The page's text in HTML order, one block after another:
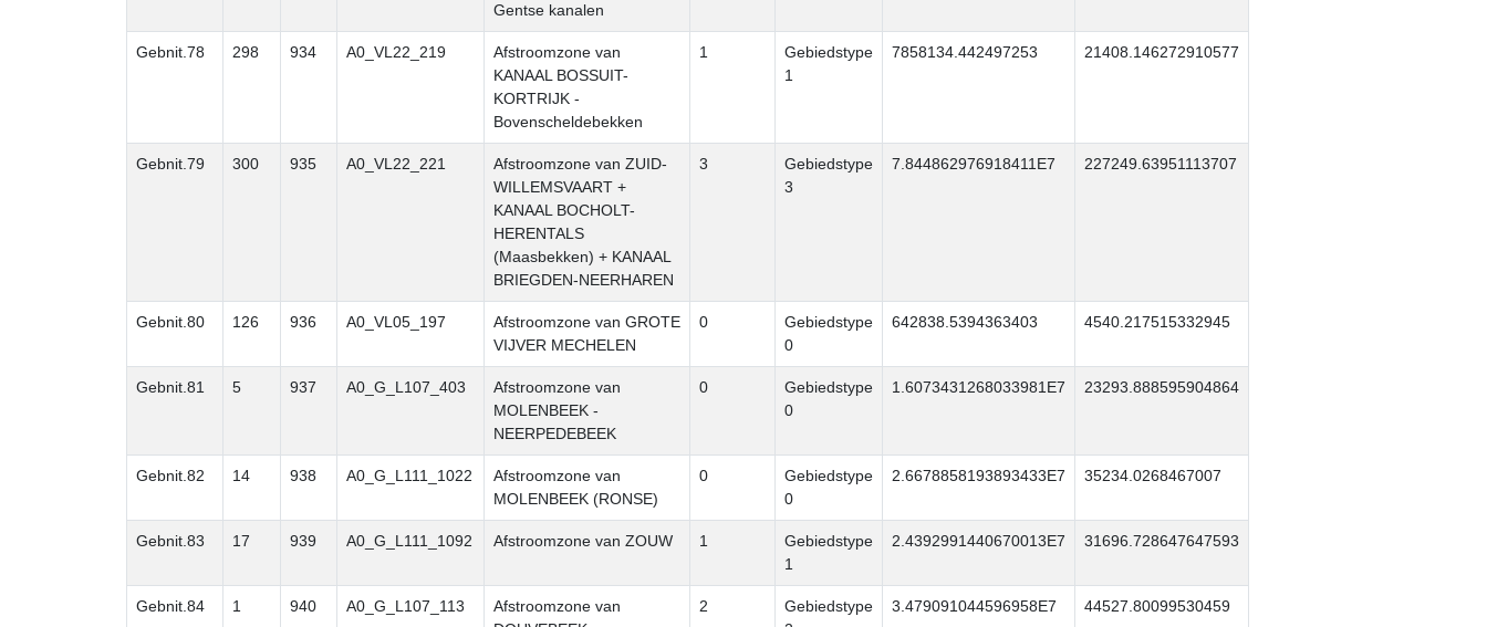
Gentse kanalen
Gebnit.78 298 934 A0_VL22_219
Afstroomzone van
KANAAL BOSSUIT-
KORTRIJK -
Bovenscheldebekken
1
Gebiedstype
1
7858134.442497253 21408.146272910577
Gebnit.79 300 935 A0_VL22_221
Afstroomzone van ZUID-
WILLEMSVAART +
KANAAL BOCHOLT-
HERENTALS
(Maasbekken) + KANAAL
BRIEGDEN-NEERHAREN
3
Gebiedstype
3
7.844862976918411E7 227249.63951113707
Gebnit.80 126 936 A0_VL05_197
Afstroomzone van GROTE
VIJVER MECHELEN
0
Gebiedstype
0
642838.5394363403 4540.217515332945
Gebnit.81 5 937 A0_G_L107_403
Afstroomzone van
MOLENBEEK -
NEERPEDEBEEK
0
Gebiedstype
0
1.6073431268033981E7 23293.888595904864
Gebnit.82 14 938 A0_G_L111_1022
Afstroomzone van
MOLENBEEK (RONSE)
0
Gebiedstype
0
2.6678858193893433E7 35234.0268467007
Gebnit.83 17 939 A0_G_L111_1092 Afstroomzone van ZOUW 1
Gebiedstype
1
2.4392991440670013E7 31696.728647647593
Gebnit.84 1 940 A0_G_L107_113
Afstroomzone van
2
Gebiedstype
3.479091044596958E7 44527.80099530459